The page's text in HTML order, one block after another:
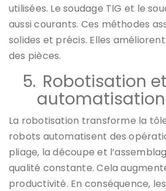
utilisées. Le soudage TIG et le
aussi courants. Ces méthodes
solides et précis. Elles
des pièces.
5. Robotisation et
automatisation
La robotisation transforme la
robots automatisent des
pliage, la découpe et
qualité constante. Cela
productivité. En conséquence, les